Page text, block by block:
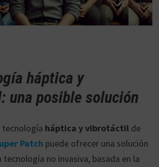
háptica y
una posible solución
tecnología háptica y vibrotáctilde
Patch puede ofrecer una solución
no invasiva, basada en la